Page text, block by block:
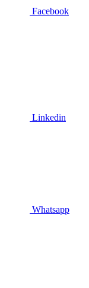
Facebook
Linkedin
Whatsapp